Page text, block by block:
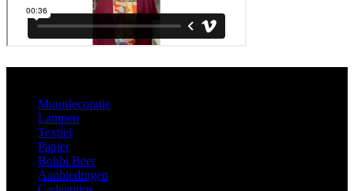
Muurdecoratie
Lampen
Textiel
Papier
Bobbi Beer
Aanbiedingen